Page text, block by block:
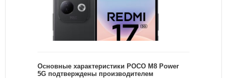
Основные характеристики POCO M8 Power
5G подтверждены производителем